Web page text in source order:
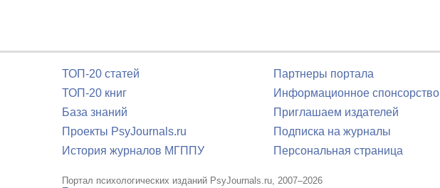
ТОП-20 статей
ТОП-20 книг
База знаний
Проекты PsyJournals.ru
История журналов МГППУ
Партнеры портала
Информационное спонсорство
Приглашаем издателей
Подписка на журналы
Персональная страница
Портал психологических изданий PsyJournals.ru, 2007–2026